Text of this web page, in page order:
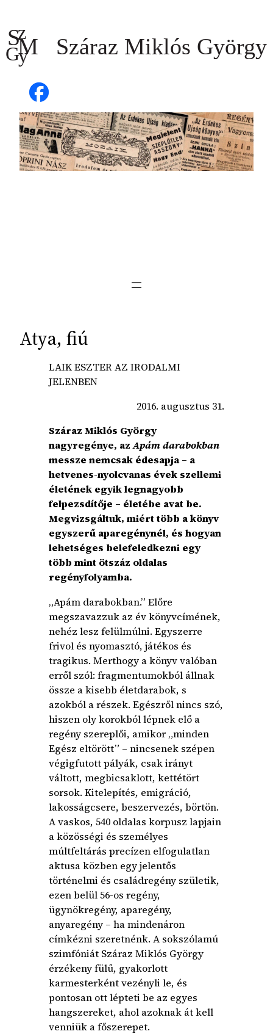
tartalomhoz
Atya, fiú
LAIK ESZTER AZ IRODALMI
JELENBEN
2016. augusztus 31.
Száraz Miklós György
nagyregénye, azApám darabokban
messze nemcsak édesapja – a
hetvenes-nyolcvanas évek szellemi
életének egyik legnagyobb
felpezsdítője – életébe avat be.
Megvizsgáltuk, miért több a könyv
egyszerű aparegénynél, és hogyan
lehetséges belefeledkezni egy
több mint ötszáz oldalas
regényfolyamba.
„Apám darabokban.” Előre
megszavazzuk az év könyvcímének,
nehéz lesz felülmúlni. Egyszerre
frivol és nyomasztó, játékos és
tragikus. Merthogy a könyv valóban
erről szól: fragmentumokból állnak
össze a kisebb életdarabok, s
azokból a részek. Egészről nincs szó,
hiszen oly korokból lépnek elő a
regény szereplői, amikor „minden
Egész eltörött” – nincsenek szépen
végigfutott pályák, csak irányt
váltott, megbicsaklott, kettétört
sorsok. Kitelepítés, emigráció,
lakosságcsere, beszervezés, börtön.
A vaskos, 540 oldalas korpusz lapjain
a közösségi és személyes
múltfeltárás precízen elfogulatlan
aktusa közben egy jelentős
történelmi és családregény születik,
ezen belül 56-os regény,
ügynökregény, aparegény,
anyaregény – ha mindenáron
címkézni szeretnénk. A sokszólamú
szimfóniát Száraz Miklós György
érzékeny fülű, gyakorlott
karmesterként vezényli le, és
pontosan ott lépteti be az egyes
hangszereket, ahol azoknak át kell
venniük a főszerepet.